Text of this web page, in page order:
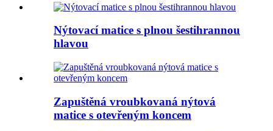
Nýtovací matice s plnou šestihrannou
hlavou
Zapuštěná vroubkovaná nýtová
matice s otevřeným koncem